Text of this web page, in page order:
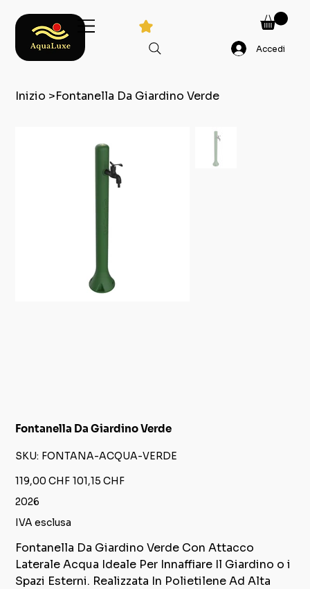
Accedi
Inizio >Fontanella Da Giardino Verde
Fontanella Da Giardino Verde
SKU: SKU
FONTANA-
VERDE
FONTANA-ACQUA-VERDE
Prezzo
originale
119,00 CHF Prezzo
scontato
101,15 CHF
2026
IVA esclusa
Fontanella Da Giardino Verde Con Attacco
Laterale Acqua Ideale Per Innaffiare Il Giardino o i
Spazi Esterni. Realizzata In Polietilene Ad Alta